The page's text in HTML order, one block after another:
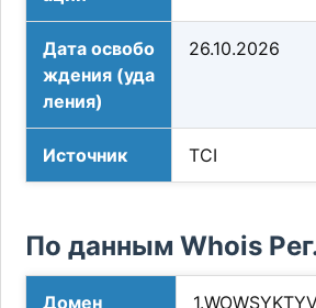
Дата освобо
ждения (уда
ления)
26.10.2026
Источник TCI
По данным Whois
Домен